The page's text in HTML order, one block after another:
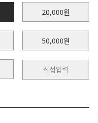
20,000원
50,000원